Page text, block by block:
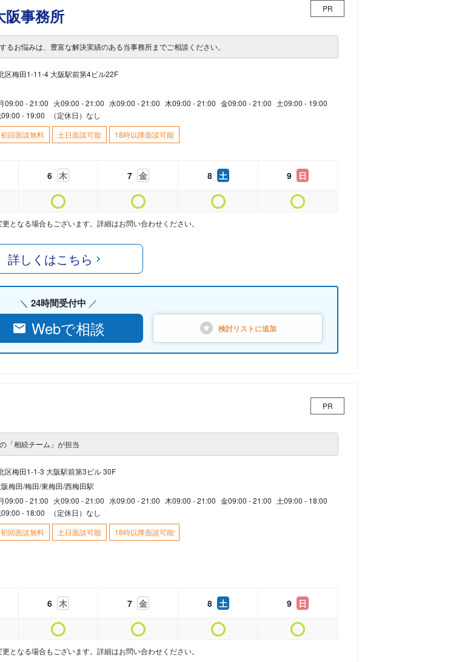
事務所 PR
るお悩みは、豊富な解決実績のある当事務所までご相談ください。
区梅田1-11-4 大阪駅前第4ビル22F
09:00 - 21:00 火09:00 - 21:00 水09:00 - 21:00 木09:00 - 21:00 金09:00 - 21:00 土09:00 - 19:00
09:00 - 19:00
（定休日）なし
初回面談無料 土日面談可能 18時以降面談可能
6 木 7 金 8 土 9 日
となる場合もございます。詳細はお問い合わせください。
詳しくはこちら
24時間受付中
Webで相談 検討リストに追加
PR
「相続チーム」が担当
区梅田1-1-3 大阪駅前第3ビル 30F
梅田/梅田/東梅田/西梅田駅
09:00 - 21:00 火09:00 - 21:00 水09:00 - 21:00 木09:00 - 21:00 金09:00 - 21:00 土09:00 - 18:00
09:00 - 18:00
（定休日）なし
初回面談無料 土日面談可能 18時以降面談可能
6 木 7 金 8 土 9 日
となる場合もございます。詳細はお問い合わせください。